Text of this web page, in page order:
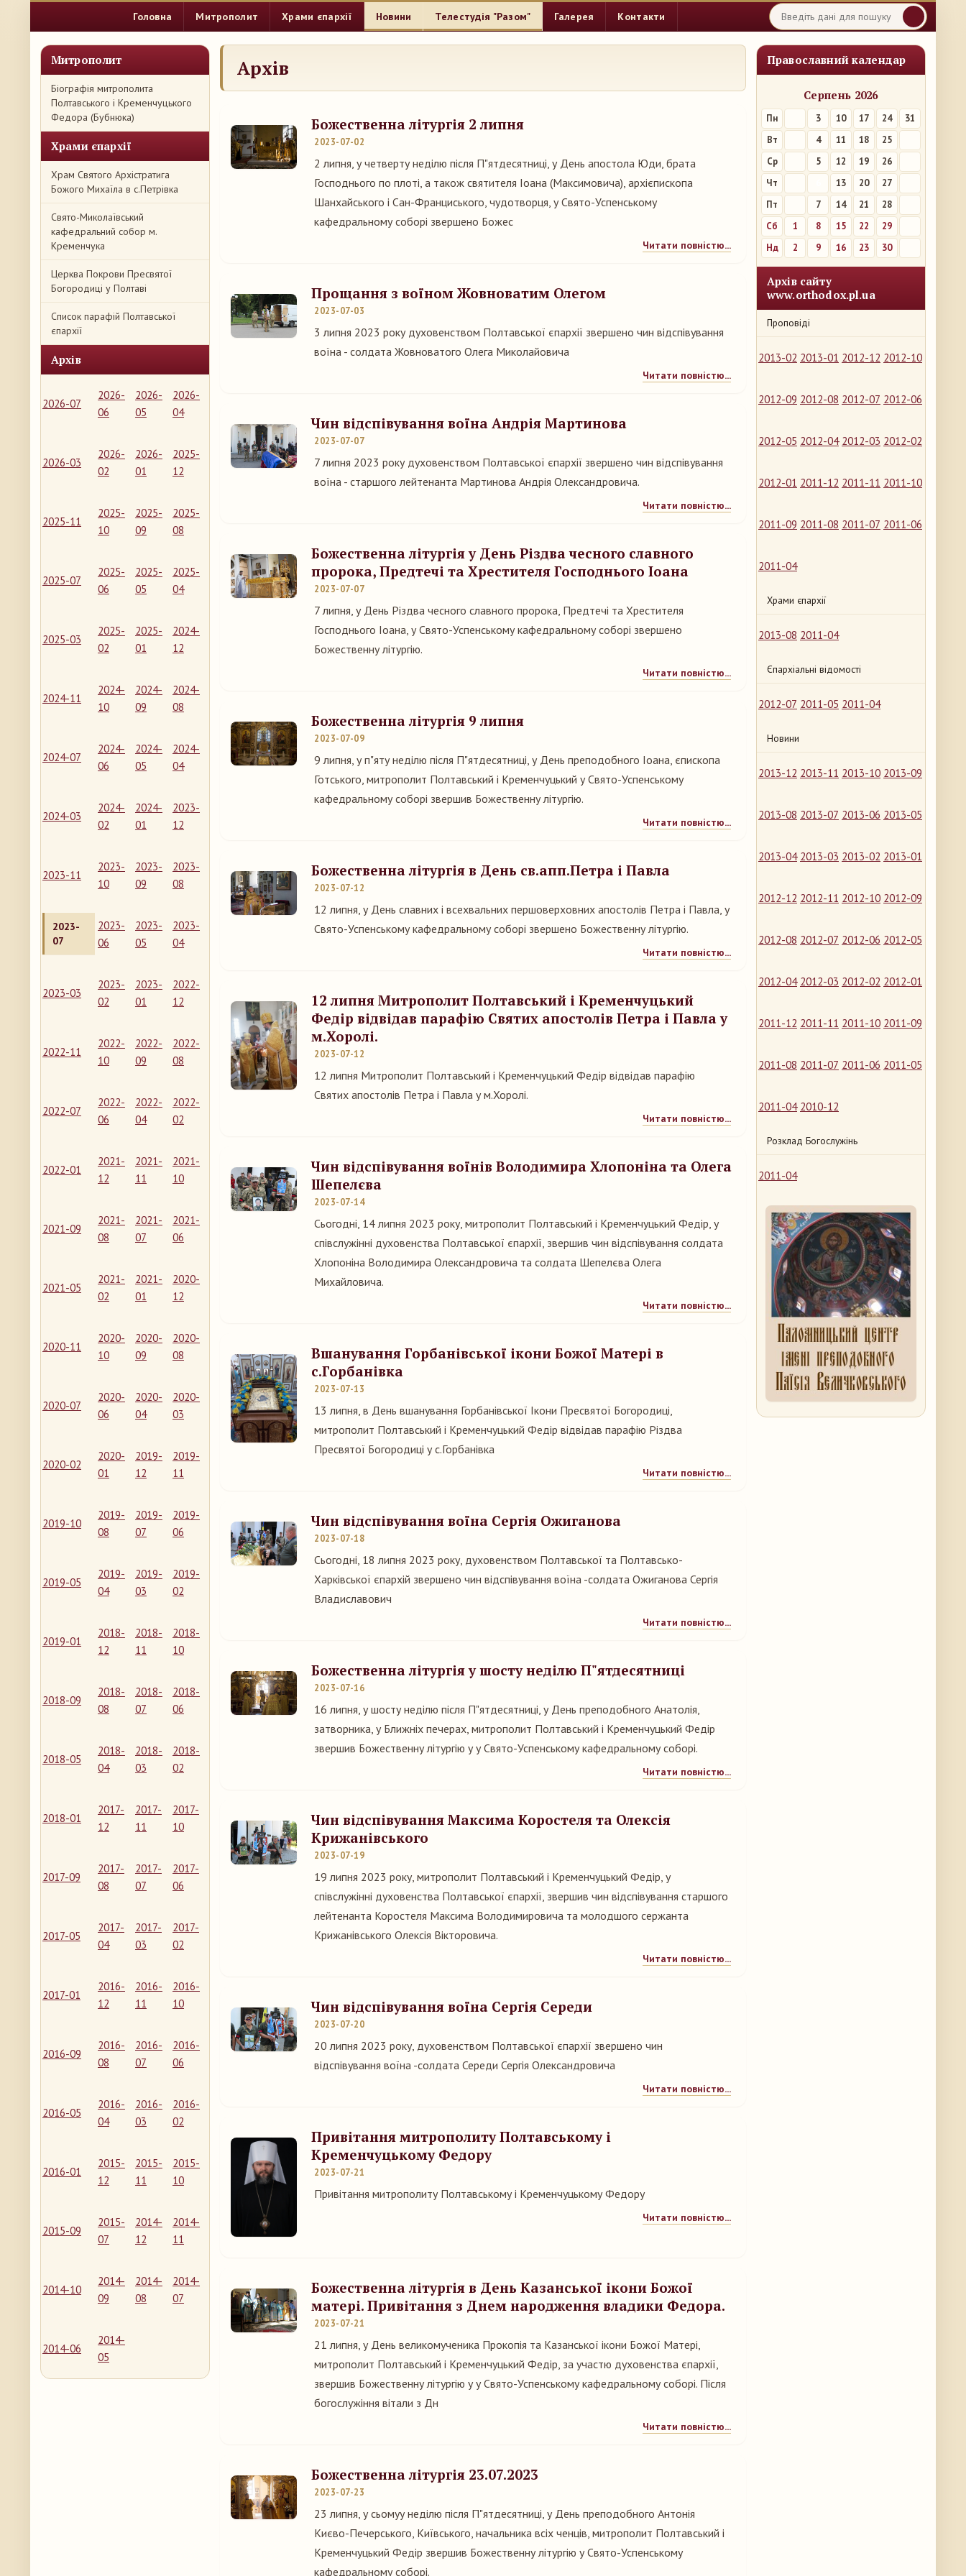
Головна Митрополит Храми єпархії Новини Телестудія "Разом" Галерея Контакти
Митрополит
Біографія митрополита
Полтавського і Кременчуцького
Федора (Бубнюка)
Храми єпархії
Храм Святого Архістратига
Божого Михаїла в с.Петрівка
Свято-Миколаївський
кафедральний собор м.
Кременчука
Церква Покрови Пресвятої
Богородиці у Полтаві
Список парафій Полтавської
єпархії
Архів
2026-07
2026-
06
2026-
05
2026-
04
2026-03
2026-
02
2026-
01
2025-
12
2025-11
2025-
10
2025-
09
2025-
08
2025-07
2025-
06
2025-
05
2025-
04
2025-03
2025-
02
2025-
01
2024-
12
2024-11
2024-
10
2024-
09
2024-
08
2024-07
2024-
06
2024-
05
2024-
04
2024-03
2024-
02
2024-
01
2023-
12
2023-11
2023-
10
2023-
09
2023-
08
2023-
07
2023-
06
2023-
05
2023-
04
2023-03
2023-
02
2023-
01
2022-
12
2022-11
2022-
10
2022-
09
2022-
08
2022-07
2022-
06
2022-
04
2022-
02
2022-01
2021-
12
2021-
11
2021-
10
2021-09
2021-
08
2021-
07
2021-
06
2021-05
2021-
02
2021-
01
2020-
12
2020-11
2020-
10
2020-
09
2020-
08
2020-07
2020-
06
2020-
04
2020-
03
2020-02
2020-
01
2019-
12
2019-
11
2019-10
2019-
08
2019-
07
2019-
06
2019-05
2019-
04
2019-
03
2019-
02
2019-01
2018-
12
2018-
11
2018-
10
2018-09
2018-
08
2018-
07
2018-
06
2018-05
2018-
04
2018-
03
2018-
02
2018-01
2017-
12
2017-
11
2017-
10
2017-09
2017-
08
2017-
07
2017-
06
2017-05
2017-
04
2017-
03
2017-
02
2017-01
2016-
12
2016-
11
2016-
10
2016-09
2016-
08
2016-
07
2016-
06
2016-05
2016-
04
2016-
03
2016-
02
2016-01
2015-
12
2015-
11
2015-
10
2015-09
2015-
07
2014-
12
2014-
11
2014-10
2014-
09
2014-
08
2014-
07
2014-06
2014-
05
Православний календар
Серпень 2026
Пн 3 10 17 24
31
Вт
4 11 18
25
Ср
5 12 19
26
Чт
13 20
27
Пт
7 14 21
28
Сб
1 8 15 22
29
Нд
2 9 16 23 30
Архів сайту
www.orthodox.pl.ua
Проповіді
2013-02 2013-01 2012-12 2012-10
2012-09 2012-08 2012-07 2012-06
2012-05 2012-04 2012-03 2012-02
2012-01 2011-12 2011-11 2011-10
2011-09 2011-08 2011-07 2011-06
2011-04
Храми єпархії
2013-08 2011-04
Єпархіальні відомості
2012-07 2011-05 2011-04
Новини
2013-12 2013-11 2013-10 2013-09
2013-08 2013-07 2013-06 2013-05
2013-04 2013-03 2013-02 2013-01
2012-12 2012-11 2012-10 2012-09
2012-08 2012-07 2012-06 2012-05
2012-04 2012-03 2012-02 2012-01
2011-12 2011-11 2011-10 2011-09
2011-08 2011-07 2011-06 2011-05
2011-04 2010-12
Розклад Богослужінь
2011-04
Архів
Божественна літургія 2 липня
2023-07-02
2 липня, у четверту неділю після П"ятдесятниці, у День апостола Юди, брата
Господнього по плоті, а також святителя Іоана (Максимовича), архієпископа
Шанхайського і Сан-Франциського, чудотворця, у Свято-Успенському
кафедральному соборі звершено Божес
Читати повністю...
Прощання з воїном Жовноватим Олегом
2023-07-03
3 липня 2023 року духовенством Полтавської єпархії звершено чин відспівування
воїна - солдата Жовноватого Олега Миколайовича
Читати повністю...
Чин відспівування воїна Андрія Мартинова
2023-07-07
7 липня 2023 року духовенством Полтавської єпархії звершено чин відспівування
воїна - старшого лейтенанта Мартинова Андрія Олександровича.
Читати повністю...
Божественна літургія у День Різдва чесного славного
пророка, Предтечі та Хрестителя Господнього Іоана
2023-07-07
7 липня, у День Різдва чесного славного пророка, Предтечі та Хрестителя
Господнього Іоана, у Свято-Успенському кафедральному соборі звершено
Божественну літургію.
Читати повністю...
Божественна літургія 9 липня
2023-07-09
9 липня, у п"яту неділю після П"ятдесятниці, у День преподобного Іоана, єпископа
Готського, митрополит Полтавський і Кременчуцький у Свято-Успенському
кафедральному соборі звершив Божественну літургію.
Читати повністю...
Божественна літургія в День св.апп.Петра і Павла
2023-07-12
12 липня, у День славних і всехвальних першоверховних апостолів Петра і Павла, у
Свято-Успенському кафедральному соборі звершено Божественну літургію.
Читати повністю...
12 липня Митрополит Полтавський і Кременчуцький
Федір відвідав парафію Святих апостолів Петра і Павла у
м.Хоролі.
2023-07-12
12 липня Митрополит Полтавський і Кременчуцький Федір відвідав парафію
Святих апостолів Петра і Павла у м.Хоролі.
Читати повністю...
Чин відспівування воїнів Володимира Хлопоніна та Олега
Шепелєва
2023-07-14
Сьогодні, 14 липня 2023 року, митрополит Полтавський і Кременчуцький Федір, у
співслужінні духовенства Полтавської єпархії, звершив чин відспівування солдата
Хлопоніна Володимира Олександровича та солдата Шепелєва Олега
Михайловича.
Читати повністю...
Вшанування Горбанівської ікони Божої Матері в
с.Горбанівка
2023-07-13
13 липня, в День вшанування Горбанівської Ікони Пресвятої Богородиці,
митрополит Полтавський і Кременчуцький Федір відвідав парафію Різдва
Пресвятої Богородиці у с.Горбанівка
Читати повністю...
Чин відспівування воїна Сергія Ожиганова
2023-07-18
Сьогодні, 18 липня 2023 року, духовенством Полтавської та Полтавсько-
Харківської єпархій звершено чин відспівування воїна -солдата Ожиганова Сергія
Владиславович
Читати повністю...
Божественна літургія у шосту неділю П"ятдесятниці
2023-07-16
16 липня, у шосту неділю після П"ятдесятниці, у День преподобного Анатолія,
затворника, у Ближніх печерах, митрополит Полтавський і Кременчуцький Федір
звершив Божественну літургію у у Свято-Успенському кафедральному соборі.
Читати повністю...
Чин відспівування Максима Коростеля та Олексія
Крижанівського
2023-07-19
19 липня 2023 року, митрополит Полтавський і Кременчуцький Федір, у
співслужінні духовенства Полтавської єпархії, звершив чин відспівування старшого
лейтенанта Коростеля Максима Володимировича та молодшого сержанта
Крижанівського Олексія Вікторовича.
Читати повністю...
Чин відспівування воїна Сергія Середи
2023-07-20
20 липня 2023 року, духовенством Полтавської єпархії звершено чин
відспівування воїна -солдата Середи Сергія Олександровича
Читати повністю...
Привітання митрополиту Полтавському і
Кременчуцькому Федору
2023-07-21
Привітання митрополиту Полтавському і Кременчуцькому Федору
Читати повністю...
Божественна літургія в День Казанської ікони Божої
матері. Привітання з Днем народження владики Федора.
2023-07-21
21 липня, у День великомученика Прокопія та Казанської ікони Божої Матері,
митрополит Полтавський і Кременчуцький Федір, за участю духовенства єпархії,
звершив Божественну літургію у у Свято-Успенському кафедральному соборі. Після
богослужіння вітали з Дн
Читати повністю...
Божественна літургія 23.07.2023
2023-07-23
23 липня, у сьомуу неділю після П"ятдесятниці, у День преподобного Антонія
Києво-Печерського, Київського, начальника всіх ченців, митрополит Полтавський і
Кременчуцький Федір звершив Божественну літургію у Свято-Успенському
кафедральному соборі.